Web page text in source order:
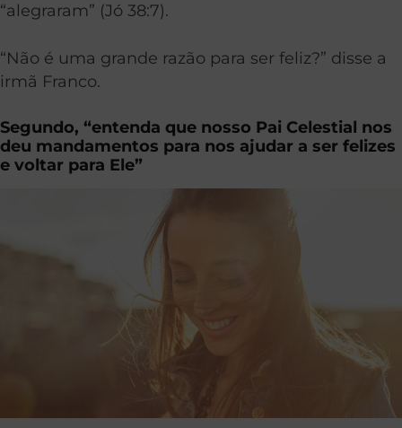
“alegraram” (Jó 38:7).
“Não é uma grande razão para ser feliz?” disse a
irmã Franco.
Segundo, “entenda que nosso Pai Celestial nos
deu mandamentos para nos ajudar a ser felizes
e voltar para Ele”